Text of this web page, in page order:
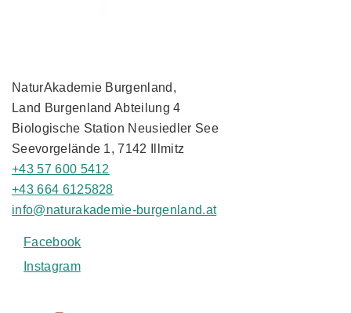
NaturAkademie Burgenland,
Land Burgenland Abteilung 4
Biologische Station Neusiedler See
Seevorgelände 1, 7142 Illmitz
+43 57 600 5412
+43 664 6125828
info@naturakademie-burgenland.at
Facebook
Instagram